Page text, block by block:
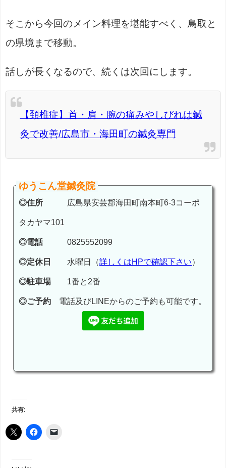
そこから今回のメイン料理を堪能すべく、鳥取と
の県境まで移動。
話しが長くなるので、続くは次回にします。
【頚椎症】首・肩・腕の痛みやしびれは鍼
灸で改善/広島市・海田町の鍼灸専門
ゆうこん堂鍼灸院
◎住所 広島県安芸郡海田町南本町6-3コーポ
タカヤマ101
◎電話0825552099
◎定休日 水曜日（詳しくはHPで確認下さい）
◎駐車場1番と2番
◎ご予約 電話及びLINEからのご予約も可能です。
共有: